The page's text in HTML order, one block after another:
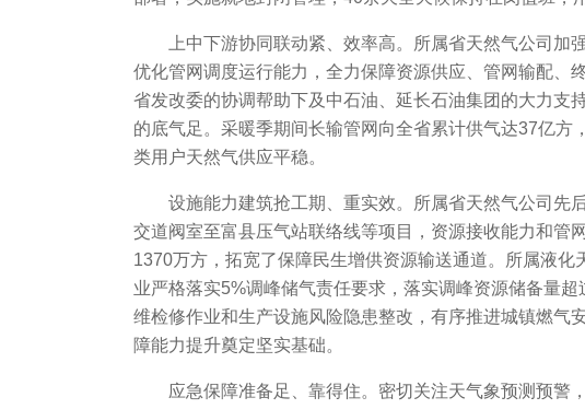
上中下游协同联动紧、效率高。所属省天然气公司加
优化管网调度运行能力，全力保障资源供应、管网输配、
省发改委的协调帮助下及中石油、延长石油集团的大力支
的底气足。采暖季期间长输管网向全省累计供气达37亿
类用户天然气供应平稳。
设施能力建筑抢工期、重实效。所属省天然气公司先
交道阀室至富县压气站联络线等项目，资源接收能力和管
1370万方，拓宽了保障民生增供资源输送通道。所属液
业严格落实5%调峰储气责任要求，落实调峰资源储备量
维检修作业和生产设施风险隐患整改，有序推进城镇燃气
障能力提升奠定坚实基础。
应急保障准备足、靠得住。密切关注天气象预测预警